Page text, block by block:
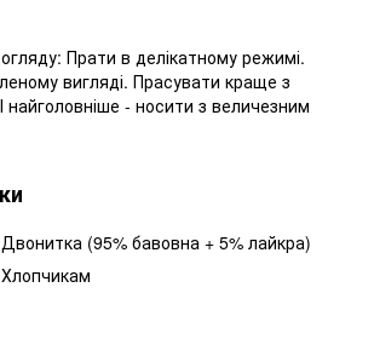
Прати в делікатному режимі.
вигляді. Прасувати краще з
найголовніше - носити з величезним
Двонитка (95% бавовна + 5% лайкра)
Хлопчикам